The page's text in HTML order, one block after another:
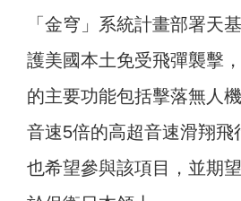
「金穹」系統計畫部署天
護美國本土免受飛彈襲擊
的主要功能包括擊落無人
音速5倍的高超音速滑翔飛
也希望參與該項目，並期